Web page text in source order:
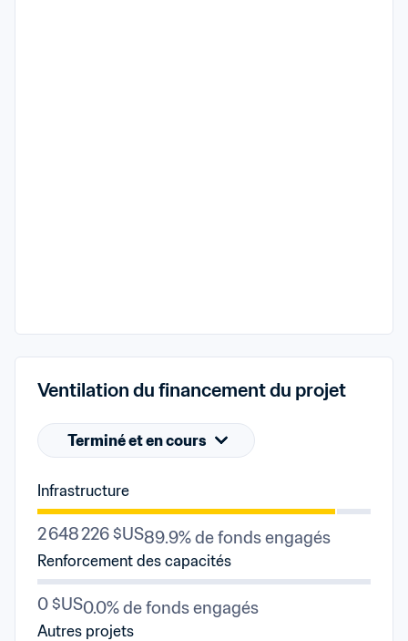
Ventilation du financement du projet
Terminé et en cours
Infrastructure
2 648 226 $US89.9% de fonds engagés
Renforcement des capacités
0 $US0.0% de fonds engagés
Autres projets